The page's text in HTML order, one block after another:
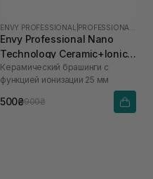
ENVY PROFESSIONAL
Envy Professional Nano
Technology Ceramic+Ionic
Brush 25 mm
Керамический брашинги с
функцией ионизации 25 мм
500₴900₴